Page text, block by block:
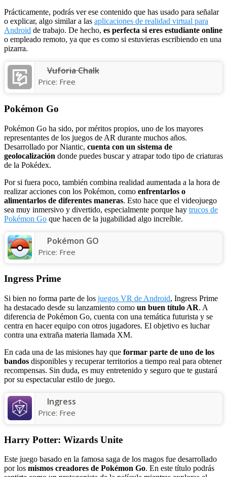
Prácticamente, podrás ver ese contenido que has usado para señalar
o explicar, algo similar a las aplicaciones de realidad virtual para
Android de trabajo. De hecho, es perfecta si eres estudiante online
o empleado remoto, ya que es como si estuvieras escribiendo en una
pizarra.
Vuforia Chalk
Price: Free
Pokémon Go
Pokémon Go ha sido, por méritos propios, uno de los mayores
representantes de los juegos de AR durante muchos años.
Desarrollado por Niantic, cuenta con un sistema de
geolocalización donde puedes buscar y atrapar todo tipo de criaturas
de la Pokédex.
Por si fuera poco, también combina realidad aumentada a la hora de
realizar acciones con los Pokémon, como enfrentarlos o
alimentarlos de diferentes maneras. Esto hace que el videojuego
sea muy inmersivo y divertido, especialmente porque hay trucos de
Pokémon Go que hacen de la jugabilidad algo increíble.
Pokémon GO
Price: Free
Ingress Prime
Si bien no forma parte de los juegos VR de Android, Ingress Prime
ha destacado desde su lanzamiento como un buen título AR. A
diferencia de Pokémon Go, cuenta con una temática futurista y se
centra en hacer equipo con otros jugadores. El objetivo es luchar
contra una extraña materia llamada XM.
En cada una de las misiones hay que formar parte de uno de los
bandos disponibles y recuperar territorios a tiempo real para obtener
recompensas. Sin duda, es muy entretenido y seguro que te gustará
por su espectacular estilo de juego.
Ingress
Price: Free
Harry Potter: Wizards Unite
Este juego basado en la famosa saga de los magos fue desarrollado
por los mismos creadores de Pokémon Go. En este título podrás